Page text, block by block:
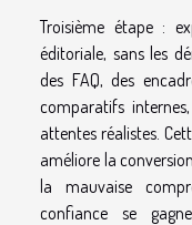
Troisième étape :
éditoriale, sans les
des FAQ, des
comparatifs
attentes réalistes.
améliore la
la mauvaise
confiance se